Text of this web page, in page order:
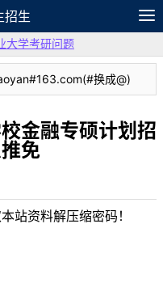
招生
笔记
论坛
大学考研问题
换成@)
金融专硕计划招
免
站资料解压缩密码！